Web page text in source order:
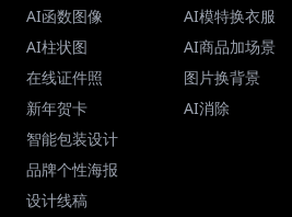
AI函数图像
AI柱状图
在线证件照
新年贺卡
智能包装设计
品牌个性海报
设计线稿
AI模特换衣服
AI商品加场景
图片换背景
AI消除